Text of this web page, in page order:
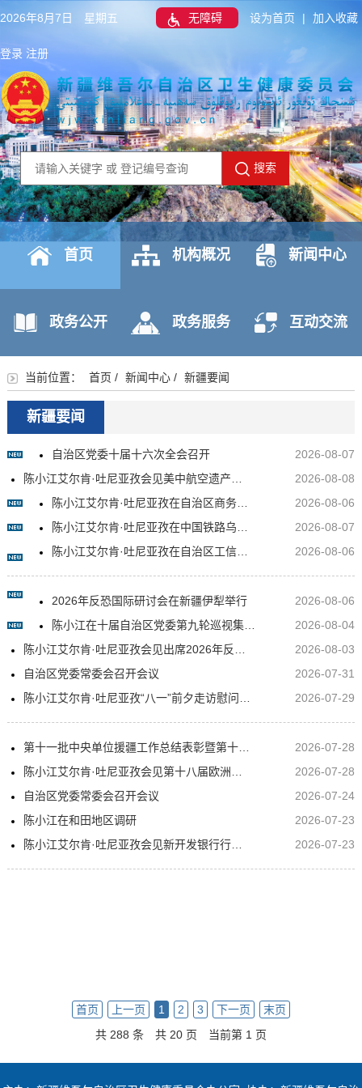
2026年8月7日 星期五 无障碍 设为首页 | 加入收藏
登录 注册
搜索
首页 机构概况 新闻中心
政务公开 政务服务 互动交流
当前位置： 首页 / 新闻中心/ 新疆要闻
新疆要闻
自治区党委十届十六次全会召开
2026-08-07
陈小江艾尔肯·吐尼亚孜会见美中航空遗产基金会主席格林一行
2026-08-08
陈小江艾尔肯·吐尼亚孜在自治区商务厅调研座谈
2026-08-06
陈小江艾尔肯·吐尼亚孜在中国铁路乌鲁木齐局集团走访调研
2026-08-07
陈小江艾尔肯·吐尼亚孜在自治区工信厅调研座谈
2026-08-06
2026年反恐国际研讨会在新疆伊犁举行
2026-08-06
陈小江在十届自治区党委第九轮巡视集中反馈会暨第十轮巡视动员部署会上强调 不断提高巡视的震慑力穿透力推动力 为建设社会主义现代化新疆提供坚强政治保障
2026-08-04
陈小江艾尔肯·吐尼亚孜会见出席2026年反恐国际研讨会中外嘉宾
2026-08-03
自治区党委常委会召开会议
2026-07-31
陈小江艾尔肯·吐尼亚孜“八一”前夕走访慰问驻疆部队官兵和优抚对象
2026-07-29
第十一批中央单位援疆工作总结表彰暨第十二批中央单位援疆干部人才欢迎大会举行
2026-07-28
陈小江艾尔肯·吐尼亚孜会见第十八届欧洲外交官研讨班一行
2026-07-28
自治区党委常委会召开会议
2026-07-24
陈小江在和田地区调研
2026-07-23
陈小江艾尔肯·吐尼亚孜会见新开发银行行长罗塞芙
2026-07-23
首页 上一页 1 2 3 下一页
末页
共 288 条
共 20 页 当前第 1 页